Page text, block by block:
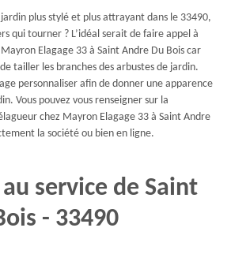
plus stylé et plus attrayant dans le 33490,
qui tourner ? L’idéal serait de faire appel à
Elagage 33 à Saint Andre Du Bois car
tailler les branches des arbustes de jardin.
personnaliser afin de donner une apparence
Vous pouvez vous renseigner sur la
chez Mayron Elagage 33 à Saint Andre
la société ou bien en ligne.
service de Saint
- 33490